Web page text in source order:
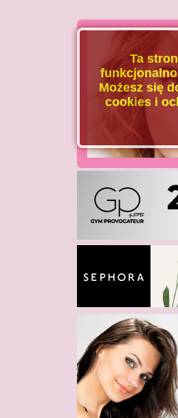
Ta
Możesz się
cookies i